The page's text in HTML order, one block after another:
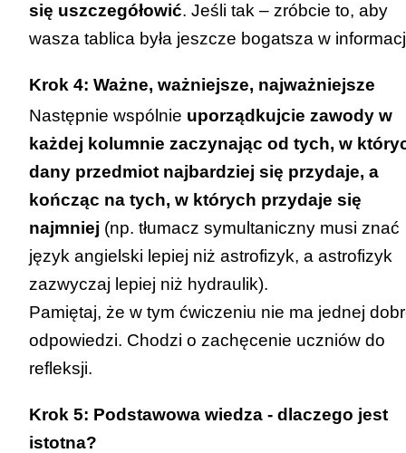
się uszczegółowić. Jeśli tak – zróbcie to, aby
wasza tablica była jeszcze bogatsza w
Krok 4: Ważne, ważniejsze, najważniejsze
Następnie wspólnie uporządkujcie zawody w
każdej kolumnie zaczynając od tych, w
dany przedmiot najbardziej się przydaje, a
kończąc na tych, w których przydaje się
najmniej (np. tłumacz symultaniczny musi znać
język angielski lepiej niż astrofizyk, a astrofizyk
zazwyczaj lepiej niż hydraulik).
Pamiętaj, że w tym ćwiczeniu nie ma jednej
odpowiedzi. Chodzi o zachęcenie uczniów do
refleksji.
Krok 5: Podstawowa wiedza - dlaczego jest
istotna?